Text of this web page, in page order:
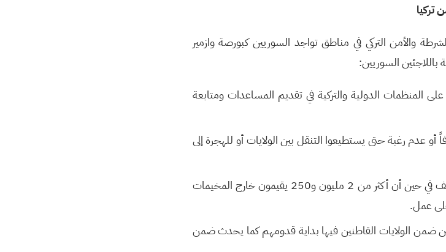
تركيا
والأمن التركي في مناطق تواجد السوريين كبورصة وازمير
السوريين:
المنظمات الدولية والتركية في تقديم المساعدات ومتابعة
عدم رغبة حتى يستطيعوا التنقل بين الولايات أو للهجرة إلى
نسبة اللاجئين في المخيمات هي ب حدود250 ألف في حين أن أكثر من 2 مليون و250 يقيمون خارج المخيمات
عمل.
ضمن الولايات القاطنين فيها بداية قدومهم كما يحدث ضمن